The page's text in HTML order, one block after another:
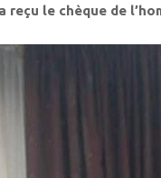
le chèque de